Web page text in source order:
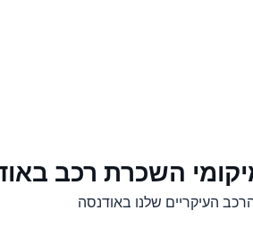
השכרת רכב
העיקריים שלנו באודנסה